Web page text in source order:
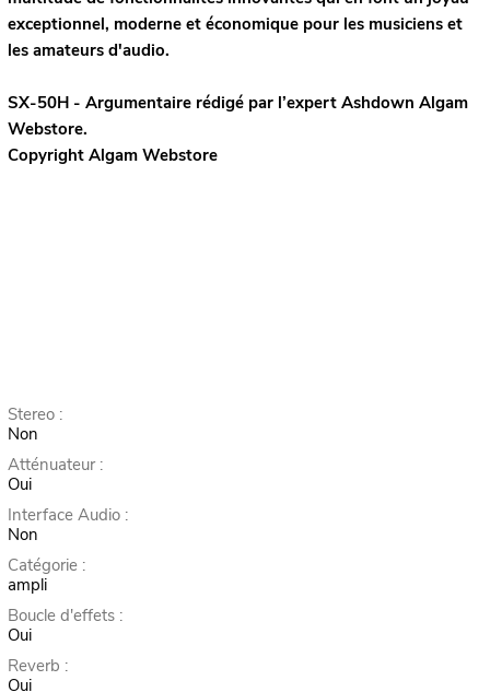
exceptionnel, moderne et économique pour les musiciens et
les amateurs d'audio.
SX-50H - Argumentaire rédigé par l’expert Ashdown Algam
Webstore.
Copyright Algam Webstore
Stereo :
Non
Atténuateur :
Oui
Interface Audio :
Non
Catégorie :
ampli
Boucle d'effets :
Oui
Reverb :
Oui